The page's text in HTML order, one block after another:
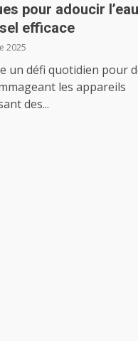
pour adoucir
efficace
2025
un défi quotidien pour
les appareils
des...